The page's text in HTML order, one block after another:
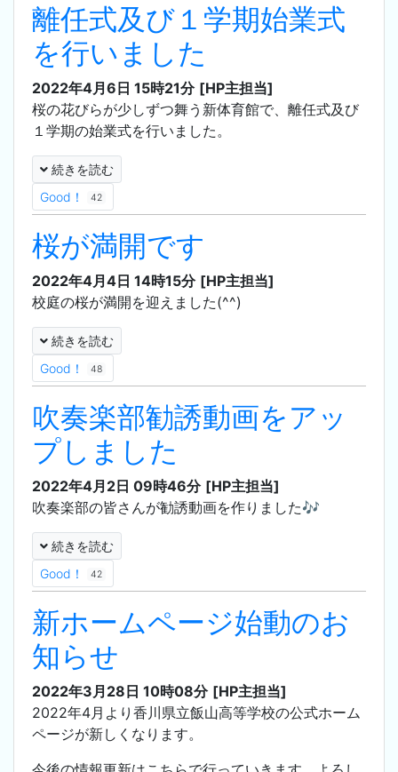
離任式及び１学期始業式
を行いました
2022年4月6日 15時21分 [HP主担当]
桜の花びらが少しずつ舞う新体育館で、離任式及び
１学期の始業式を行いました。
続きを読む
Good！
42
桜が満開です
2022年4月4日 14時15分 [HP主担当]
校庭の桜が満開を迎えました(^^)
続きを読む
Good！
48
吹奏楽部勧誘動画をアッ
プしました
2022年4月2日 09時46分 [HP主担当]
吹奏楽部の皆さんが勧誘動画を作りました🎶
続きを読む
Good！
42
新ホームページ始動のお
知らせ
2022年3月28日 10時08分 [HP主担当]
2022年4月より香川県立飯山高等学校の公式ホーム
ページが新しくなります。